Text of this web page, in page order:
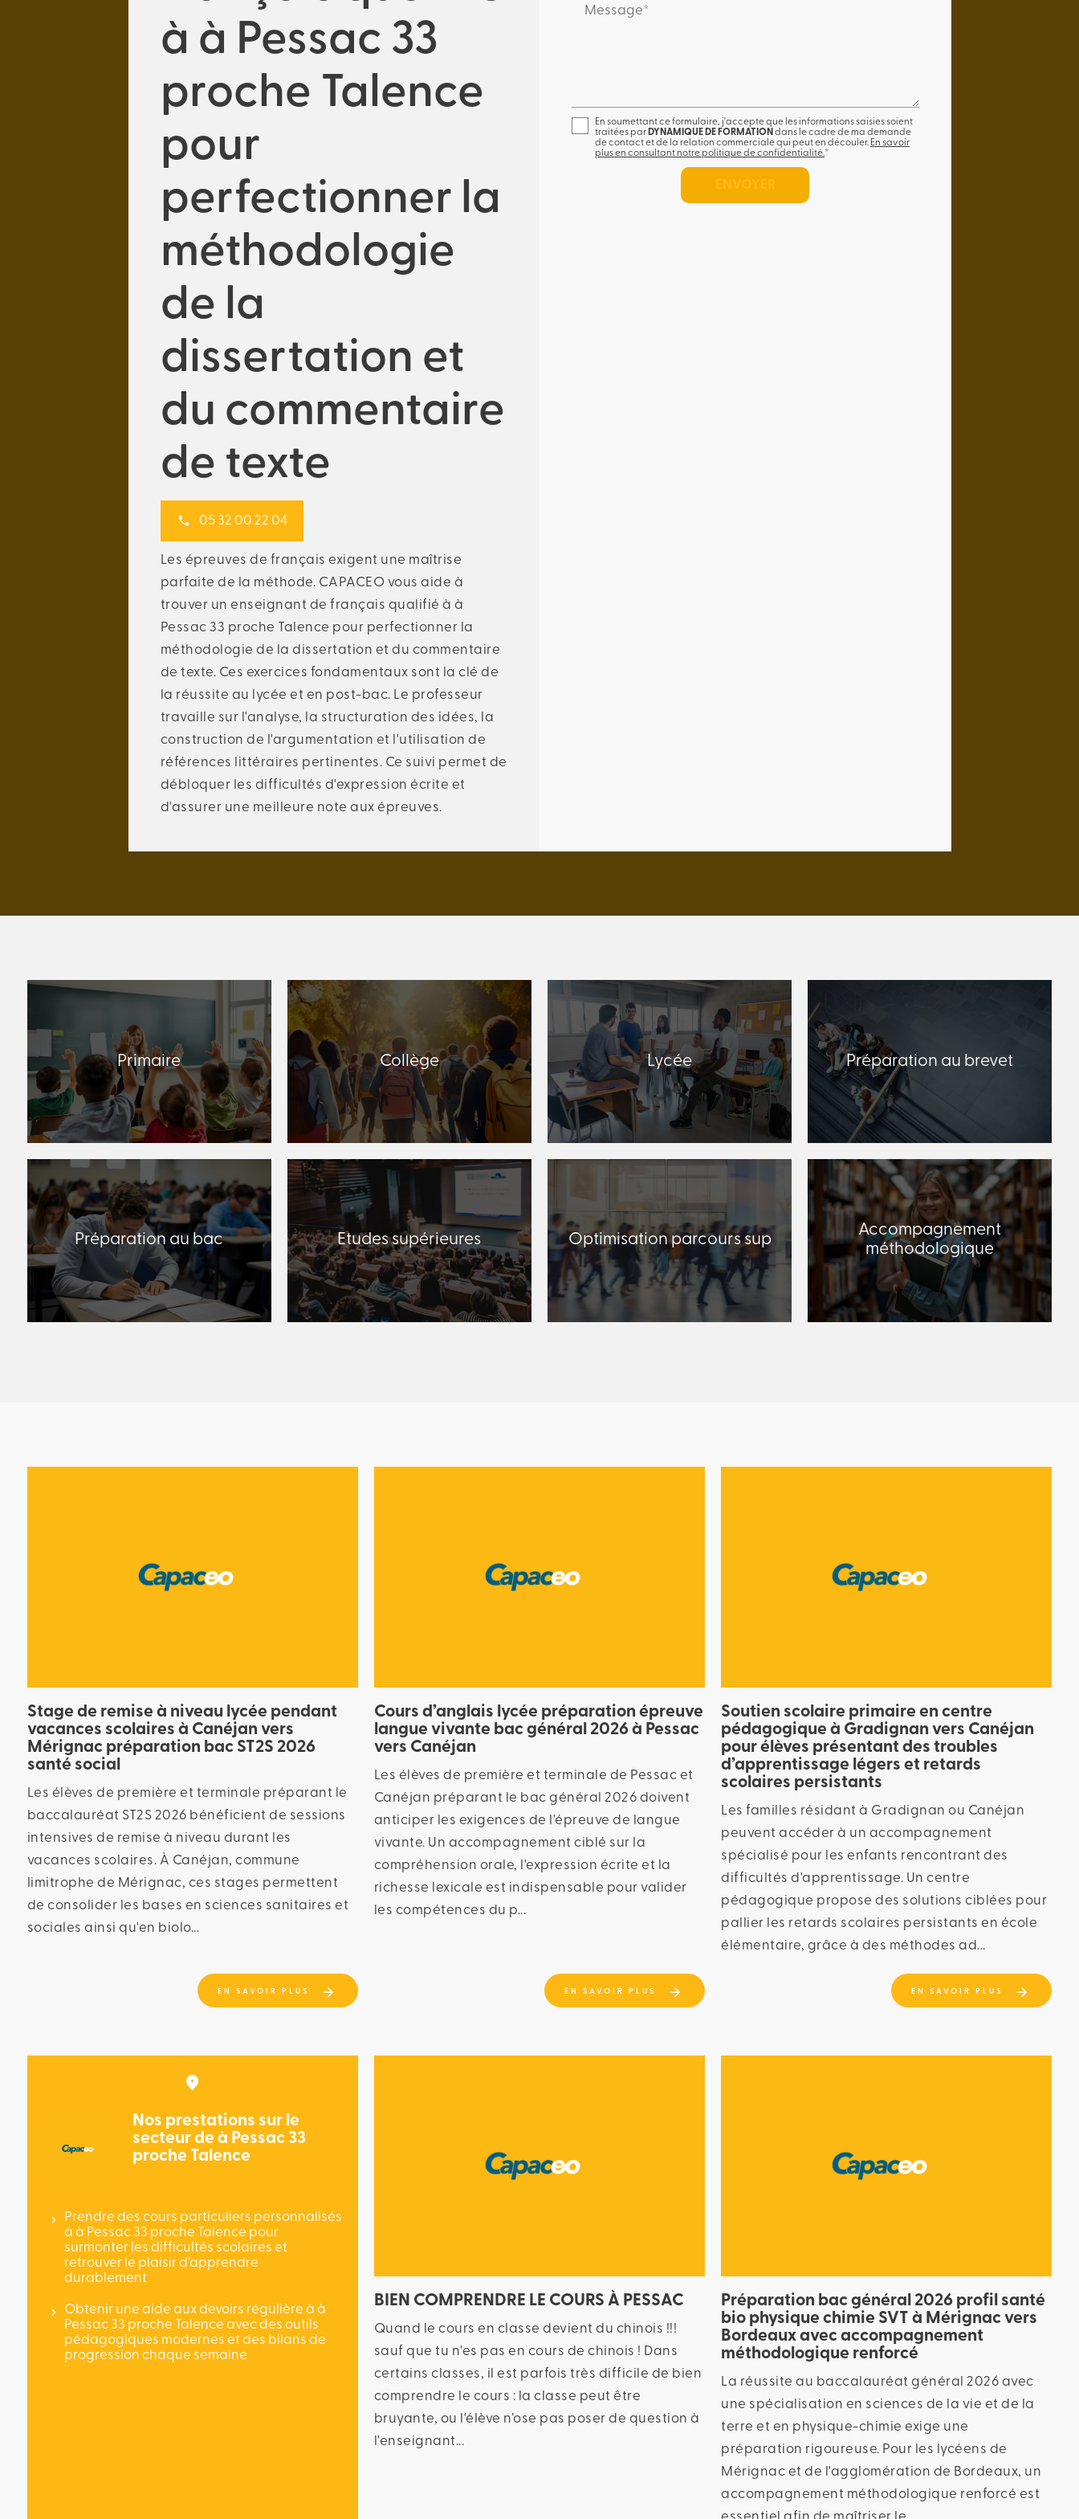
à à Pessac 33
proche Talence
pour
perfectionner la
méthodologie
de la
dissertation et
du commentaire
de texte
05 32 00 22 04
Les épreuves de français exigent une maîtrise
parfaite de la méthode. CAPACEO vous aide à
trouver un enseignant de français qualifié à à
Pessac 33 proche Talence pour perfectionner la
méthodologie de la dissertation et du commentaire
de texte. Ces exercices fondamentaux sont la clé de
la réussite au lycée et en post-bac. Le professeur
travaille sur l'analyse, la structuration des idées, la
construction de l'argumentation et l'utilisation de
références littéraires pertinentes. Ce suivi permet de
débloquer les difficultés d'expression écrite et
d'assurer une meilleure note aux épreuves.
Message*
En soumettant ce formulaire, j'accepte que les informations saisies soient
traitées par DYNAMIQUE DE FORMATION dans le cadre de ma demande
de contact et de la relation commerciale qui peut en découler. En savoir
plus en consultant notre politique de confidentialité.*
Primaire Collège Lycée Préparation au brevet
Préparation au bac Etudes supérieures Optimisation parcours sup
Accompagnement
méthodologique
Stage de remise à niveau lycée pendant
vacances scolaires à Canéjan vers
Mérignac préparation bac ST2S 2026
santé social
Les élèves de première et terminale préparant le
baccalauréat ST2S 2026 bénéficient de sessions
intensives de remise à niveau durant les
vacances scolaires. À Canéjan, commune
limitrophe de Mérignac, ces stages permettent
de consolider les bases en sciences sanitaires et
sociales ainsi qu'en biolo...
EN SAVOIR PLUS
Cours d’anglais lycée préparation épreuve
langue vivante bac général 2026 à Pessac
vers Canéjan
Les élèves de première et terminale de Pessac et
Canéjan préparant le bac général 2026 doivent
anticiper les exigences de l'épreuve de langue
vivante. Un accompagnement ciblé sur la
compréhension orale, l'expression écrite et la
richesse lexicale est indispensable pour valider
les compétences du p...
EN SAVOIR PLUS
Soutien scolaire primaire en centre
pédagogique à Gradignan vers Canéjan
pour élèves présentant des troubles
d’apprentissage légers et retards
scolaires persistants
Les familles résidant à Gradignan ou Canéjan
peuvent accéder à un accompagnement
spécialisé pour les enfants rencontrant des
difficultés d'apprentissage. Un centre
pédagogique propose des solutions ciblées pour
pallier les retards scolaires persistants en école
élémentaire, grâce à des méthodes ad...
EN SAVOIR PLUS
Nos prestations sur le
secteur de à Pessac 33
proche Talence
Prendre des cours particuliers personnalisés
à à Pessac 33 proche Talence pour
surmonter les difficultés scolaires et
retrouver le plaisir d’apprendre
durablement
Obtenir une aide aux devoirs régulière à à
Pessac 33 proche Talence avec des outils
pédagogiques modernes et des bilans de
progression chaque semaine
BIEN COMPRENDRE LE COURS À PESSAC
Quand le cours en classe devient du chinois !!!
sauf que tu n'es pas en cours de chinois ! Dans
certains classes, il est parfois très difficile de bien
comprendre le cours : la classe peut être
bruyante, ou l'élève n’ose pas poser de question à
l'enseignant...
Préparation bac général 2026 profil santé
bio physique chimie SVT à Mérignac vers
Bordeaux avec accompagnement
méthodologique renforcé
La réussite au baccalauréat général 2026 avec
une spécialisation en sciences de la vie et de la
terre et en physique-chimie exige une
préparation rigoureuse. Pour les lycéens de
Mérignac et de l'agglomération de Bordeaux, un
accompagnement méthodologique renforcé est